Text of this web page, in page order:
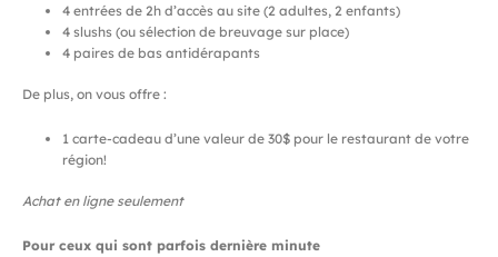
4 entrées de 2h d’accès au site (2 adultes, 2 enfants)
4 slushs (ou sélection de breuvage sur place)
4 paires de bas antidérapants
De plus, on vous offre :
1 carte-cadeau d’une valeur de 30$ pour le restaurant de votre
région!
Achat en ligne seulement
Pour ceux qui sont parfois dernière minute